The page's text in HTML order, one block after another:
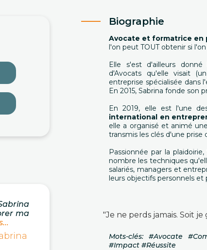
ma
Biographie
Avocate et formatrice en
l'on peut TOUT obtenir si
Elle s'est d'ailleurs
d'Avocats qu'elle visait
entreprise spécialisée dans
En 2015, Sabrina fonde son
En 2019, elle est l'une
international en
elle a organisé et animé
transmis les clés d'une
Passionnée par la
nombre les techniques
salariés, managers et
leurs objectifs personnels et
"Je ne perds jamais. Soit
Mots-clés: #Avocate
#Impact #Réussite